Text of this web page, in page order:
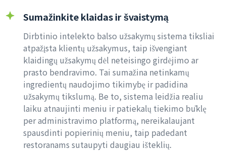
Sumažinkite klaidas ir švaistymą
Dirbtinio intelekto balso užsakymų sistema tiksliai
atpažįsta klientų užsakymus, taip išvengiant
klaidingų užsakymų dėl neteisingo girdėjimo ar
prasto bendravimo. Tai sumažina netinkamų
ingredientų naudojimo tikimybę ir padidina
užsakymų tikslumą. Be to, sistema leidžia realiu
laiku atnaujinti meniu ir patiekalų tiekimo būklę
per administravimo platformą, nereikalaujant
spausdinti popierinių meniu, taip padedant
restoranams sutaupyti daugiau išteklių.